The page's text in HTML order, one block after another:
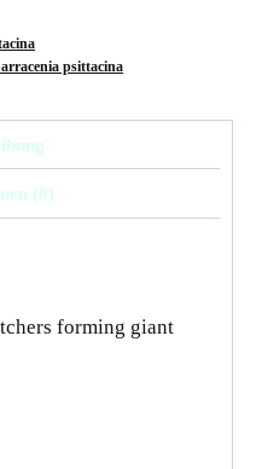
psittacina
(0)
forming giant